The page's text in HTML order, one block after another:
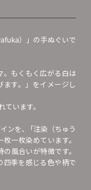
）」の手ぬぐいで
。もくもく広がる白は
す。」をイメージし
います。
ンを、 ｢注染（ちゅう
一枚染めています。
風合いが特徴です。
四季を感じる色や柄で